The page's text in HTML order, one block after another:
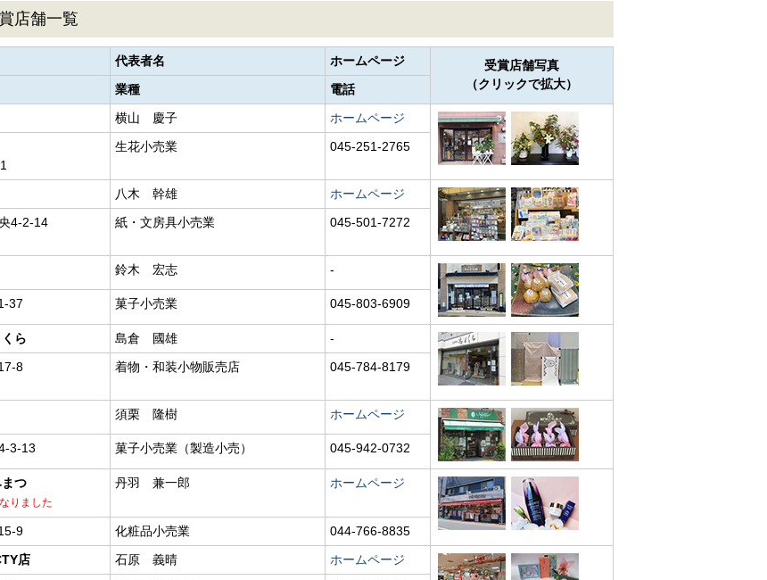
店舗一覧
代表者名 ホームページ
受賞店舗写真
（クリックで拡大）
業種
電話
横山 慶子
ホームページ
生花小売業 045-251-2765
八木 幹雄
ホームページ
4-2-14
紙・文房具小売業 045-501-7272
鈴木 宏志 -
37 菓子小売業 045-803-6909
ら 島倉 國雄
-
8
着物・和装小物販売店 045-784-8179
須栗 隆樹 ホームページ
3-13 菓子小売業（製造小売） 045-942-0732
つ
りました
丹羽 兼一郎 ホームページ
9 化粧品小売業
044-766-8835
店 石原 義晴
ホームページ